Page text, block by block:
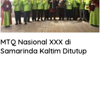
MTQ Nasional XXX di
Samarinda Kaltim Ditutup